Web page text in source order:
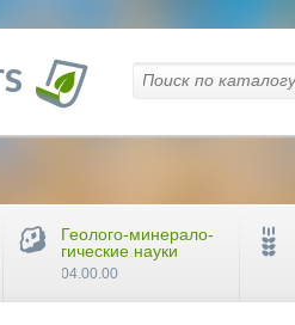
Геолого-минерало-
гические науки
04.00.00